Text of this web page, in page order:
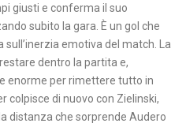
giusti e conferma il suo
subito la gara. È un gol che
emotiva del match. La
dentro la partita e,
enorme per rimettere tutto in
colpisce di nuovo con Zielinski,
distanza che sorprende Audero